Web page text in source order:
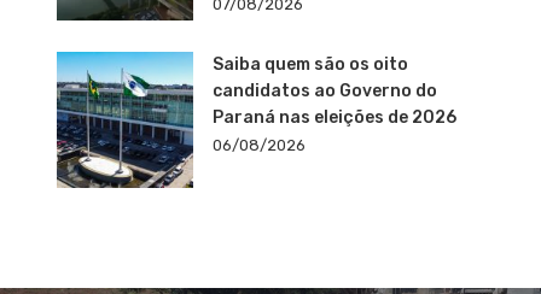
07/08/2026
Saiba quem são os oito
candidatos ao Governo do
Paraná nas eleições de 2026
06/08/2026